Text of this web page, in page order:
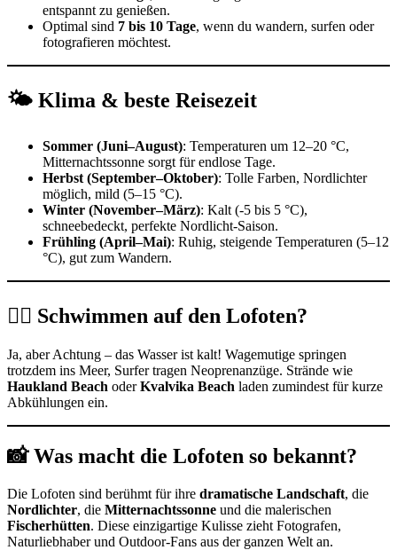
entspannt zu genießen.
Optimal sind 7 bis 10 Tage, wenn du wandern, surfen oder
fotografieren möchtest.
🌤️ Klima & beste Reisezeit
Sommer (Juni–August): Temperaturen um 12–20 °C,
Mitternachtssonne sorgt für endlose Tage.
Herbst (September–Oktober): Tolle Farben, Nordlichter
möglich, mild (5–15 °C).
Winter (November–März): Kalt (-5 bis 5 °C),
schneebedeckt, perfekte Nordlicht-Saison.
Frühling (April–Mai): Ruhig, steigende Temperaturen (5–12
°C), gut zum Wandern.
🏊‍♂️ Schwimmen auf den Lofoten?
Ja, aber Achtung – das Wasser ist kalt! Wagemutige springen
trotzdem ins Meer, Surfer tragen Neoprenanzüge. Strände wie
Haukland Beach oderKvalvika Beach laden zumindest für kurze
Abkühlungen ein.
📸 Was macht die Lofoten so bekannt?
Die Lofoten sind berühmt für ihre dramatische Landschaft, die
Nordlichter, die Mitternachtssonne und die malerischen
Fischerhütten. Diese einzigartige Kulisse zieht Fotografen,
Naturliebhaber und Outdoor-Fans aus der ganzen Welt an.